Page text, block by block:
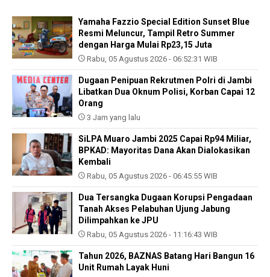
Yamaha Fazzio Special Edition Sunset Blue
Resmi Meluncur, Tampil Retro Summer
dengan Harga Mulai Rp23,15 Juta
Rabu, 05 Agustus 2026 - 06:52:31 WIB
Dugaan Penipuan Rekrutmen Polri di Jambi
Libatkan Dua Oknum Polisi, Korban Capai 12
Orang
3 Jam yang lalu
SiLPA Muaro Jambi 2025 Capai Rp94 Miliar,
BPKAD: Mayoritas Dana Akan Dialokasikan
Kembali
Rabu, 05 Agustus 2026 - 06:45:55 WIB
Dua Tersangka Dugaan Korupsi Pengadaan
Tanah Akses Pelabuhan Ujung Jabung
Dilimpahkan ke JPU
Rabu, 05 Agustus 2026 - 11:16:43 WIB
Tahun 2026, BAZNAS Batang Hari Bangun 16
Unit Rumah Layak Huni